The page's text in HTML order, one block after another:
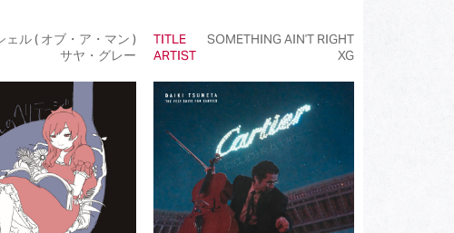
(202)
ェル ( オブ・ア・マン )
サヤ・グレー
TITLE
SOMETHING AIN'T RIGHT
ARTIST
XG